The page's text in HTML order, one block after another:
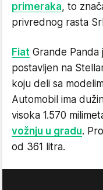
primeraka, to
privrednog rasta
Fiat Grande Panda
postavljen na
koju deli sa
Automobil ima
visoka 1.570
vožnju u gradu.
od 361 litra.